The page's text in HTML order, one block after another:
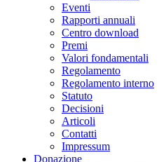
Eventi
Rapporti annuali
Centro download
Premi
Valori fondamentali
Regolamento
Regolamento interno
Statuto
Decisioni
Articoli
Contatti
Impressum
Donazione